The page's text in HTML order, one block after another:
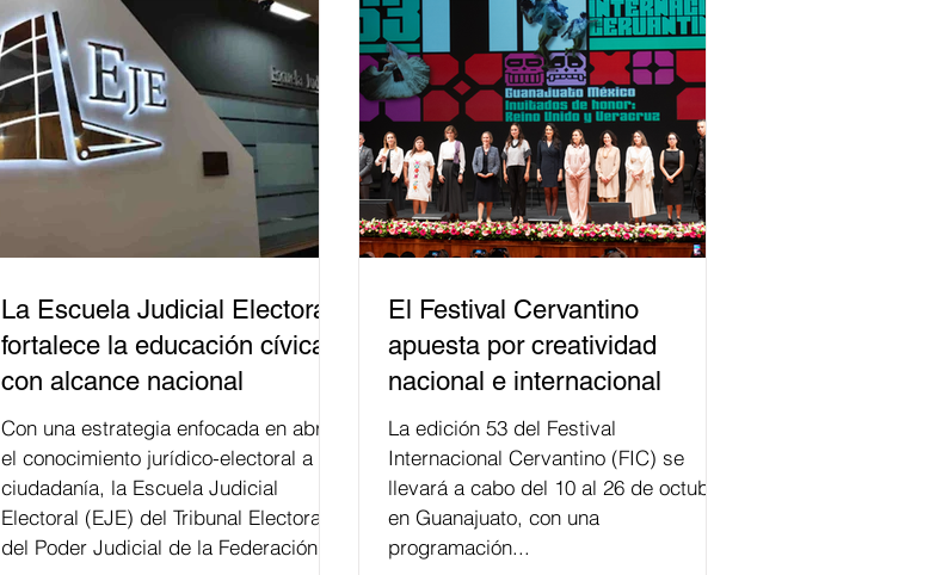
La Escuela Judicial Electoral
fortalece la educación cívica
con alcance nacional
Con una estrategia enfocada en abrir
el conocimiento jurídico-electoral a la
ciudadanía, la Escuela Judicial
Electoral (EJE) del Tribunal Electoral
del Poder Judicial de la Federación ha
El Festival Cervantino
apuesta por creatividad
nacional e internacional
La edición 53 del Festival
Internacional Cervantino (FIC) se
llevará a cabo del 10 al 26 de octubre
en Guanajuato, con una
programación...